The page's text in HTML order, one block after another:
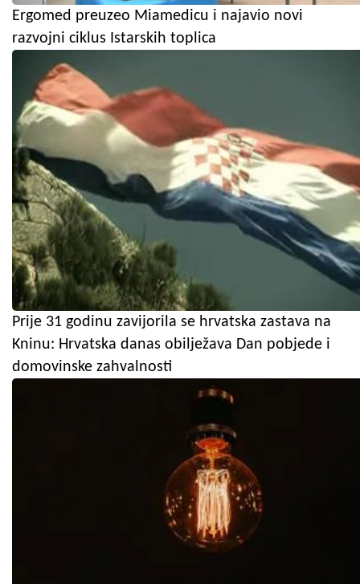
Ergomed preuzeo Miamedicu i najavio novi
razvojni ciklus Istarskih toplica
Prije 31 godinu zavijorila se hrvatska zastava na
Kninu: Hrvatska danas obilježava Dan pobjede i
domovinske zahvalnosti